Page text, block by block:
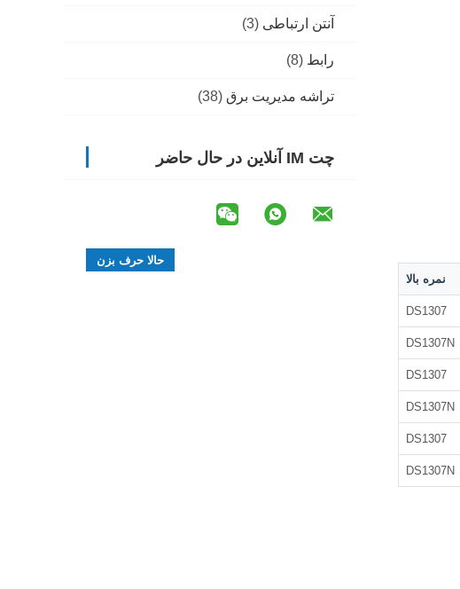
آنتن ارتباطی (3)
رابط (8)
تراشه مدیریت برق (38)
چت IM آنلاین در حال حاضر
نمره بالا
DS1307
DS1307N
DS1307
DS1307N
DS1307
DS1307N